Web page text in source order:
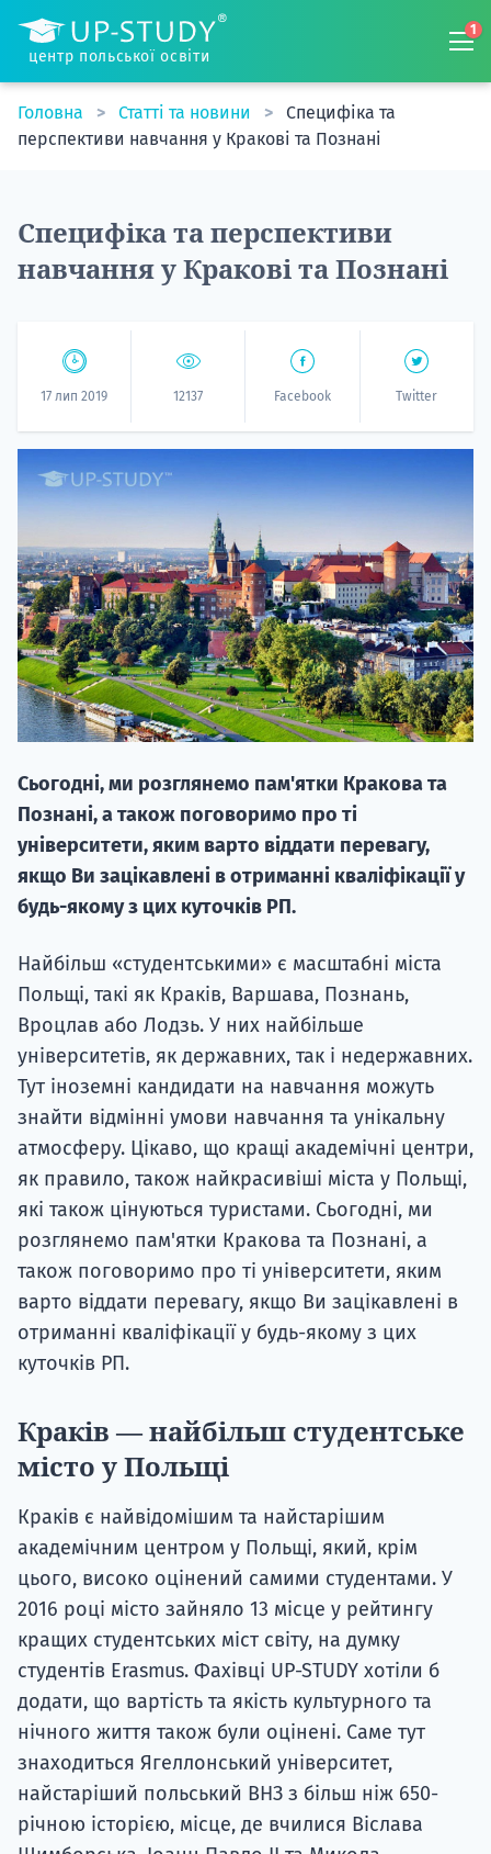
центр польської освіти
1
Головна Статті та новини
Специфіка та
перспективи навчання у Кракові та Познані
Специфіка та перспективи
навчання у Кракові та Познані
17 лип 2019 12137 Facebook Twitter
Сьогодні, ми розглянемо пам'ятки Кракова та
Познані, а також поговоримо про ті
університети, яким варто віддати перевагу,
якщо Ви зацікавлені в отриманні кваліфікації у
будь-якому з цих куточків РП.
Найбільш «студентськими» є масштабні міста
Польщі, такі як Краків, Варшава, Познань,
Вроцлав або Лодзь. У них найбільше
університетів, як державних, так і недержавних.
Тут іноземні кандидати на навчання можуть
знайти відмінні умови навчання та унікальну
атмосферу. Цікаво, що кращі академічні центри,
як правило, також найкрасивіші міста у Польщі,
які також цінуються туристами. Сьогодні, ми
розглянемо пам'ятки Кракова та Познані, а
також поговоримо про ті університети, яким
варто віддати перевагу, якщо Ви зацікавлені в
отриманні кваліфікації у будь-якому з цих
куточків РП.
Краків — найбільш студентське
місто у Польщі
Краків є найвідомішим та найстарішим
академічним центром у Польщі, який, крім
цього, високо оцінений самими студентами. У
2016 році місто зайняло 13 місце у рейтингу
кращих студентських міст світу, на думку
студентів Erasmus. Фахівці UP-STUDY хотіли б
додати, що вартість та якість культурного та
нічного життя також були оцінені. Саме тут
знаходиться Ягеллонський університет,
найстаріший польський ВНЗ з більш ніж 650-
річною історією, місце, де вчилися Віслава
20.09
"Навчання
вступ на